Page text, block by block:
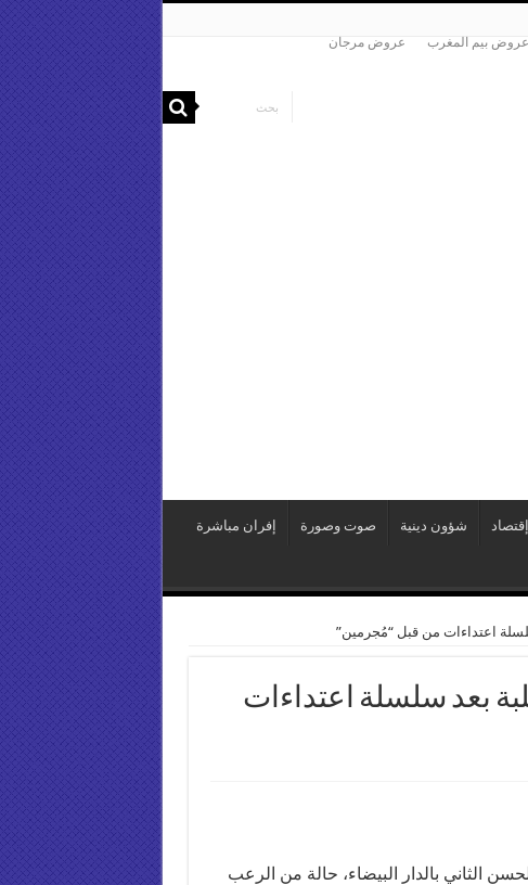
عروض بيم المغرب عروض مرجان
إقتصاد شؤون دينية صوت وصورة إفران مباشرة
اعتداءات من قبل “مُجرمين”
بعد سلسلة اعتداءات
الثاني بالدار البيضاء، حالة من الرعب